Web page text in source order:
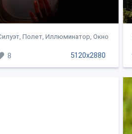
Полет, Иллюминатор, Окно
5120x2880
8